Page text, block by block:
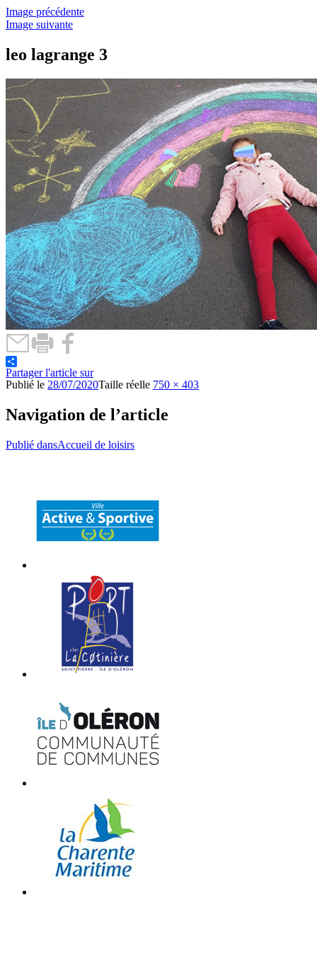
Image précédente
Image suivante
leo lagrange 3
Partager l'article sur
Publié le 28/07/2020Taille réelle 750 × 403
Navigation de l’article
Publié dansAccueil de loisirs